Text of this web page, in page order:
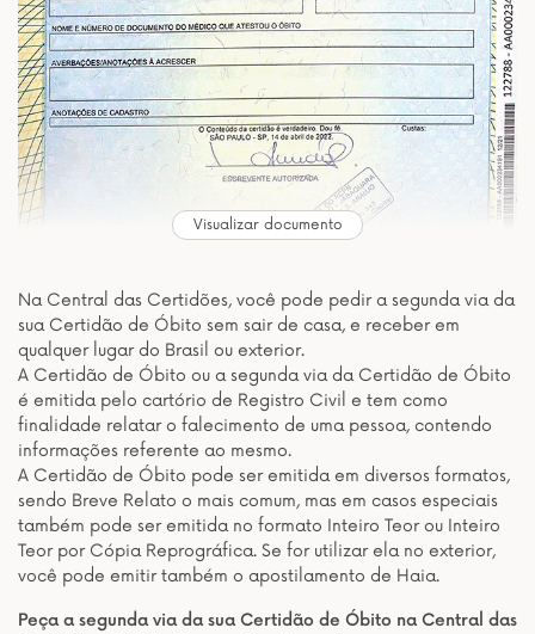
Visualizar documento
Na Central das Certidões, você pode pedir a segunda via da
sua Certidão de Óbito sem sair de casa, e receber em
qualquer lugar do Brasil ou exterior.
A Certidão de Óbito ou a segunda via da Certidão de Óbito
é emitida pelo cartório de Registro Civil e tem como
finalidade relatar o falecimento de uma pessoa, contendo
informações referente ao mesmo.
A Certidão de Óbito pode ser emitida em diversos formatos,
sendo Breve Relato o mais comum, mas em casos especiais
também pode ser emitida no formato Inteiro Teor ou Inteiro
Teor por Cópia Reprográfica. Se for utilizar ela no exterior,
você pode emitir também o apostilamento de Haia.
Peça a segunda via da sua Certidão de Óbito na Central das